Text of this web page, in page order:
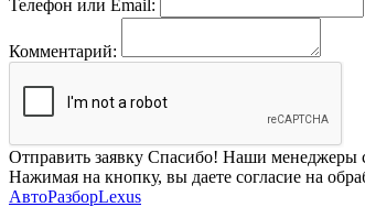
Телефон или Email:
Комментарий:
Отправить заявку Спасибо! Наши менеджеры
Нажимая на кнопку, вы даете согласие на
АвтоРазборLexus